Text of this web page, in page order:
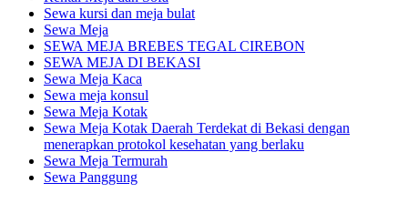
Sewa kursi dan meja bulat
Sewa Meja
SEWA MEJA BREBES TEGAL CIREBON
SEWA MEJA DI BEKASI
Sewa Meja Kaca
Sewa meja konsul
Sewa Meja Kotak
Sewa Meja Kotak Daerah Terdekat di Bekasi dengan
menerapkan protokol kesehatan yang berlaku
Sewa Meja Termurah
Sewa Panggung